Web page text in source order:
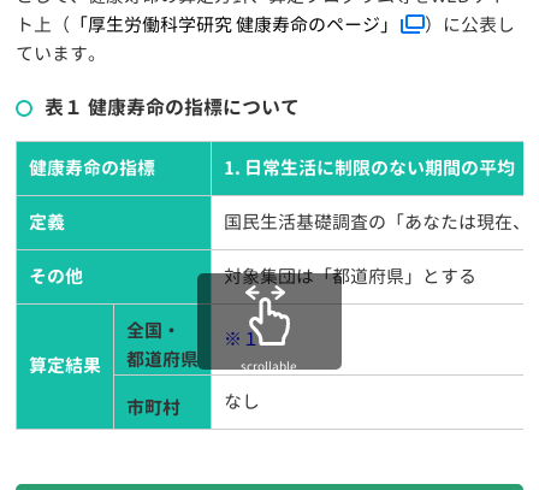
ト上（ 「厚生労働科学研究 健康寿命のページ」
）に公表し
ています。
表１ 健康寿命の指標について
健康寿命の指標 1. 日常生活に制限のない期間の平均
定義 国民生活基礎調査の「あなたは現在
その他 対象集団は「都道府県」とする
算定結果
全国・
都道府県
※１
市町村 なし
scrollable